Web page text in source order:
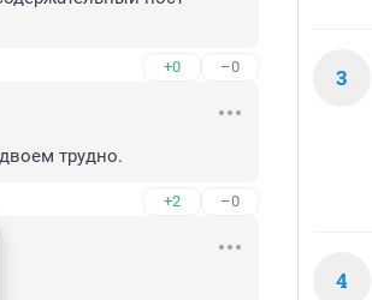
+0 –0
трудно.
+2 –0
3
4